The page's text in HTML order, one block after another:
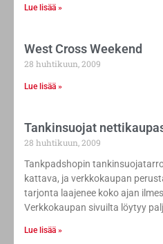
Lue lisää »
West Cross Weekend
28 huhtikuun, 2009
Lue lisää »
Tankinsuojat
28 huhtikuun, 2009
Tankpadshopin
kattava, ja verkkokaupan
tarjonta laajenee koko ajan
Verkkokaupan sivuilta löytyy
Lue lisää »